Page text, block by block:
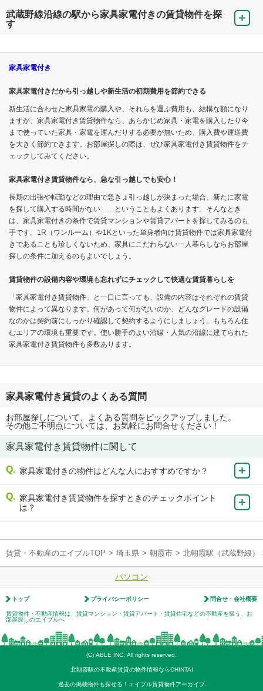
武蔵野線沿線の駅から家具家電付きの賃貸物件を探
す
家具家電付き
家具家電付きだから引っ越しや新生活の初期費用を節約できる
新生活に合わせた家具家電の購入や、それらを運ぶ費用も、結構な額になり
ますが、家具家電付き賃貸物件なら、あらかじめ家具・家電を購入したり今
まで使っていた家具・家電を運んだりする必要が無いため、購入費や運送費
を大きく節約できます。お部屋探しの際は、ぜひ家具家電付き賃貸物件をチ
ェックしてみてください。
家具家電付き賃貸物件なら、急な引っ越しでも安心！
長期の出張や転勤などの理由で急きょ引っ越しが決まった場合、新たに家電
を探して購入する時間がない……ということもよくあります。そんなとき
は、家具家電付きの条件で賃貸マンションや賃貸アパートを探してみるのも
手です。1R（ワンルーム）や1Kといった単身者向け賃貸物件では家具家電付
きであることも珍しくないため、家具にこだわらない一人暮らしならお部屋
探しの条件に加えるのもよいでしょう。
賃貸物件の設備内容や環境も忘れずにチェックして快適な賃貸暮らしを
「家具家電付き賃貸物件」と一口に言っても、設備の内容はそれぞれの賃貸
物件によって異なります。何があって何がないのか、どんなグレードの設備
なのかは契約前にしっかり確認して契約するようにしましょう。もちろん住
むエリアの環境も重要です。使い勝手のよい沿線・人気の沿線に建てられた
家具家電付き賃貸物件も多数あります。
家具家電付き賃貸のよくある質問
お部屋探しについて、よくある質問をピックアップしました。
その他ご不明点については、お気軽にお問合せください！
家具家電付き賃貸物件に関して
家具家電付きの物件はどんな人におすすめですか？
家具家電付き賃貸物件を探すときのチェックポイント
は？
賃貸・不動産のエイブルTOP > 埼玉県 > 朝霞市 > 北朝霞駅（武蔵野線）
パソコン
トップ プライバシーポリシー 問合せ・会社概要
賃貸物件・不動産情報は、賃貸マンション・賃貸アパート・賃貸住宅などの不動産を扱う、お
部屋探しのエイブルへ
(C) ABLE INC. All rights reserved.
北朝霞駅の不動産賃貸の物件情報ならCHINTAI
過去の掲載物件も探せる！エイブル賃貸物件アーカイブ